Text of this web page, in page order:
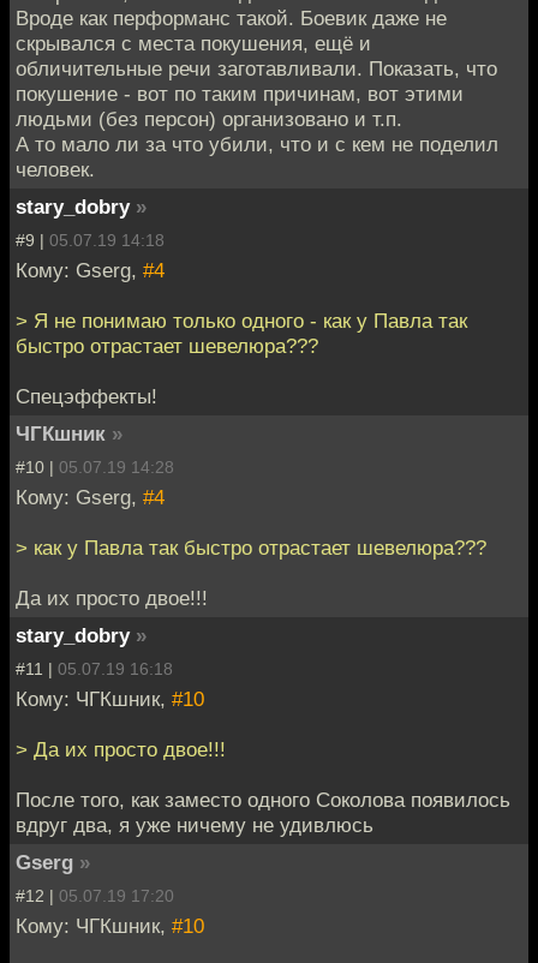
Вроде как перформанс такой. Боевик даже не
скрывался с места покушения, ещё и
обличительные речи заготавливали. Показать, что
покушение - вот по таким причинам, вот этими
людьми (без персон) организовано и т.п.
А то мало ли за что убили, что и с кем не поделил
человек.
stary_dobry »
#9 | 05.07.19 14:18
Кому: Gserg, #4
> Я не понимаю только одного - как у Павла так
быстро отрастает шевелюра???
Спецэффекты!
ЧГКшник »
#10 | 05.07.19 14:28
Кому: Gserg, #4
> как у Павла так быстро отрастает шевелюра???
Да их просто двое!!!
stary_dobry »
#11 | 05.07.19 16:18
Кому: ЧГКшник, #10
> Да их просто двое!!!
После того, как заместо одного Соколова появилось
вдруг два, я уже ничему не удивлюсь
Gserg »
#12 | 05.07.19 17:20
Кому: ЧГКшник, #10